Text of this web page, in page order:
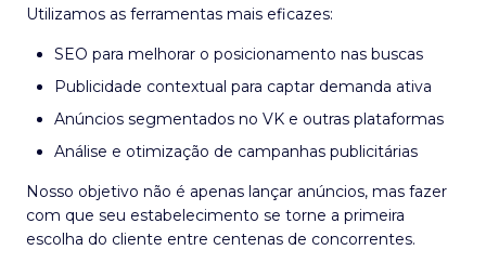
Utilizamos as ferramentas mais eficazes:
SEO para melhorar o posicionamento nas buscas
Publicidade contextual para captar demanda ativa
Anúncios segmentados no VK e outras plataformas
Análise e otimização de campanhas publicitárias
Nosso objetivo não é apenas lançar anúncios, mas fazer
com que seu estabelecimento se torne a primeira
escolha do cliente entre centenas de concorrentes.